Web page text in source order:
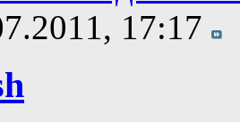
17:17